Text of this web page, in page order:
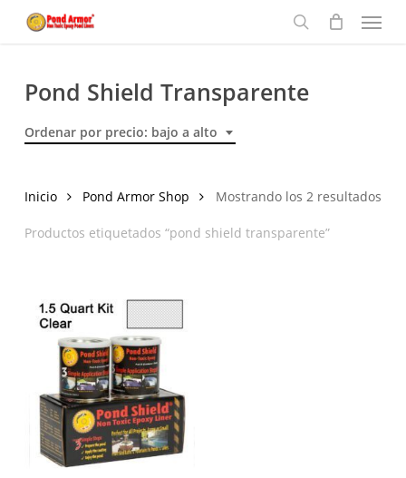
content
Menu
Pond Shield Transparente
Ordenar por precio: bajo a alto
Mostrando los 2 resultados
Inicio Pond Armor Shop
Productos etiquetados “pond shield transparente”